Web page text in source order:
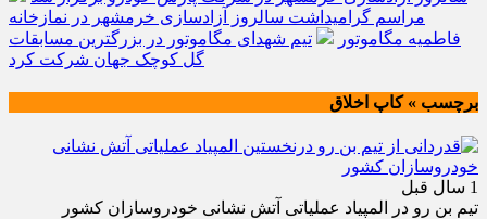
مراسم گرامیداشت سالروز آزادسازی خرمشهر در نمازخانه
فاطمیه مگاموتور
تیم شهدای مگاموتور در بزرگترین مسابقات
گل کوچک جهان شرکت کرد
برچسب » کاپ اخلاق
1 سال قبل
تیم بن رو در المپیاد عملیاتی آتش نشانی خودروسازان کشور